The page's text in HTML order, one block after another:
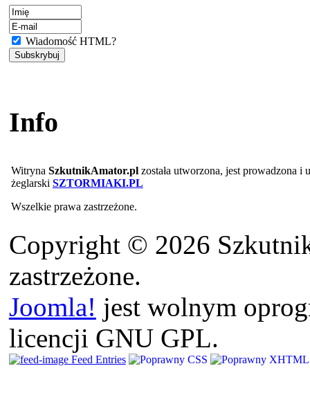
Wiadomość HTML?
Info
Witryna SzkutnikAmator.plzostała utworzona, jest prowadzona i
żeglarski SZTORMIAKI.PL
Wszelkie prawa zastrzeżone.
Copyright © 2026
zastrzeżone.
Joomla! jest wolnym
licencji GNU GPL.
Feed Entries